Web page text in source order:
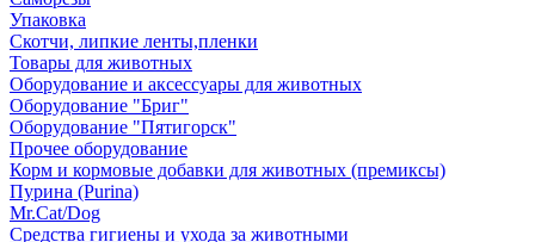
Упаковка
Скотчи, липкие ленты,пленки
Товары для животных
Оборудование и аксессуары для животных
Оборудование "Бриг"
Оборудование "Пятигорск"
Прочее оборудование
Корм и кормовые добавки для животных (премиксы)
Пурина (Purina)
Mr.Cat/Dog
Средства гигиены и ухода за животными